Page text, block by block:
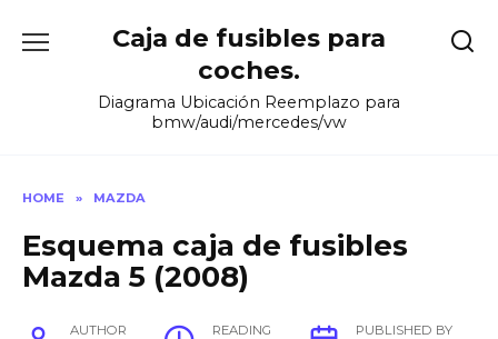
Caja de fusibles para
coches.
Diagrama Ubicación Reemplazo para
bmw/audi/mercedes/vw
HOME » MAZDA
Esquema caja de fusibles
Mazda 5 (2008)
AUTHOR READING PUBLISHED BY